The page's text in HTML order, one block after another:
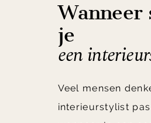
Wanneer
je
een
Veel mensen
interieurstylist